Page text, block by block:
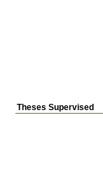
Theses Supervised